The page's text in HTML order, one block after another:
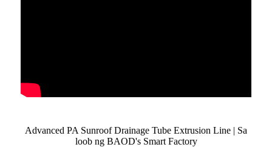
Advanced PA Sunroof Drainage Tube Extrusion Line | Sa
loob ng BAOD's Smart Factory